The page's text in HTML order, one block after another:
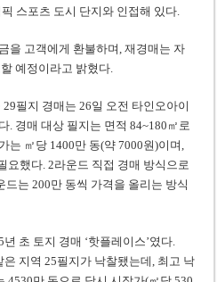
스포츠 도시 단지와 인접해 있다.
을 고객에게 환불하며, 재경매는 자
예정이라고 밝혔다.
필지 경매는 26일 오전 타인오아이
. 경매 대상 필지는 면적 84~180㎡로
는 ㎡당 1400만 동(약 7000원)이며,
요했다. 2라운드 직접 경매 방식으로
드는 200만 동씩 가격을 올리는 방식
초 토지 경매 ‘핫플레이스’였다.
지역 25필지가 낙찰됐는데, 최고 낙